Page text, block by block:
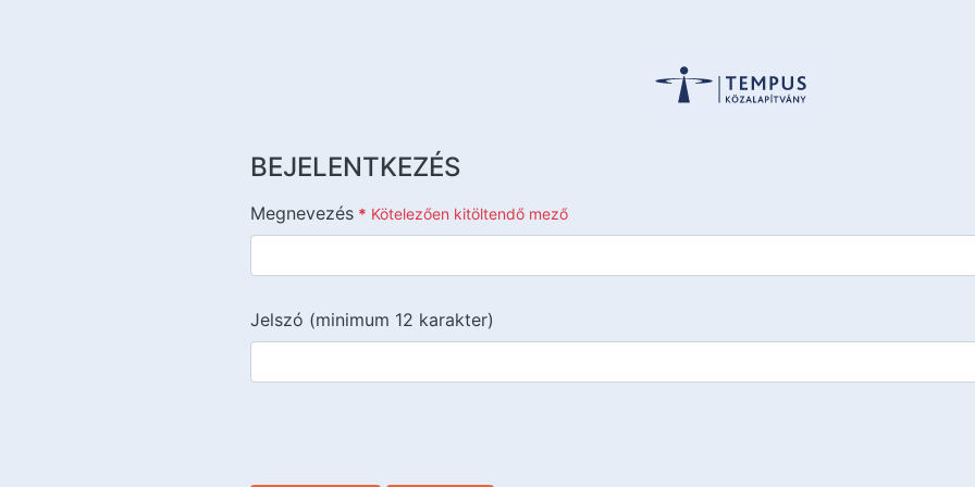
BEJELENTKEZÉS
Megnevezés * Kötelezően kitöltendő mező
Jelszó (minimum 12 karakter)